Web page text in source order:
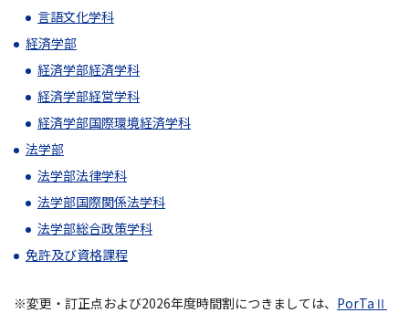
言語文化学科
経済学部
経済学部経済学科
経済学部経営学科
経済学部国際環境経済学科
法学部
法学部法律学科
法学部国際関係法学科
法学部総合政策学科
免許及び資格課程
※変更・訂正点および2026年度時間割につきましては、 PorTaⅡ